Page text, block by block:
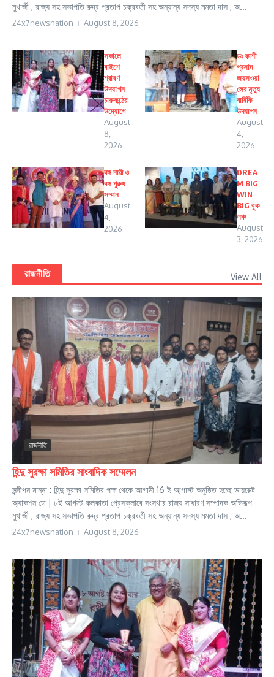
মুখার্জী , রাজ্য সহ সভাপতি রুদ্র প্রতাপ চক্রবর্তী সহ অন্যান্য সদস্য মমতা দাস , অ...
24x7newsnation August 8, 2026
সকালে
বাইশে
শ্রাবণ
উদযাপন
চারুকন্ঠের
উদ্যোগে
August
8,
2026
ডঃ কাশী
প্রসাদ
জয়সওয়া
লের মৃত্যু
বার্ষিকি
উদযাপন
August
4,
2026
বঙ্গ নারী ও
বঙ্গ পুরুষ
সম্মান
August
4,
2026
DREA
M BIG
WIN
BIG বুক
লঞ্চ
August
3, 2026
রাজনীতি View All
রাজনীতি
হিন্দু সুরক্ষা সমিতির সাংবাদিক সম্মেলন
সন্দীপন মান্না : হিন্দু সুরক্ষা সমিতির পক্ষ থেকে আগামী 16 ই আ্গাস্ট অনুষ্ঠিত হচ্ছে ডায়রেক্ট
অ্যাকশন ডে | ৮ই আগস্ট কলকাতা প্রেসক্লাবে সংস্থার রাজ্য সাধারণ সম্পাদক অভিরূপ
মুখার্জী , রাজ্য সহ সভাপতি রুদ্র প্রতাপ চক্রবর্তী সহ অন্যান্য সদস্য মমতা দাস , অ...
24x7newsnation August 8, 2026